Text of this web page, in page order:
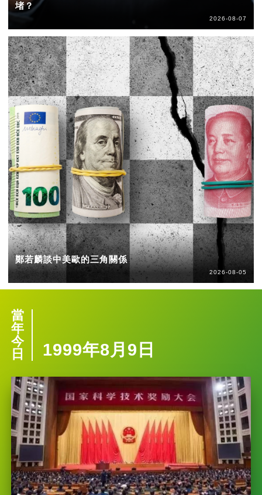
堵？
2026-08-07
鄭若麟談中美歐的三角關係
2026-08-05
當
年
今
日
1999年8月9日